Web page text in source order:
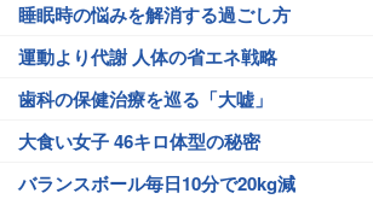
睡眠時の悩みを解消する過ごし方
運動より代謝 人体の省エネ戦略
歯科の保健治療を巡る「大嘘」
大食い女子 46キロ体型の秘密
バランスボール毎日10分で20kg減